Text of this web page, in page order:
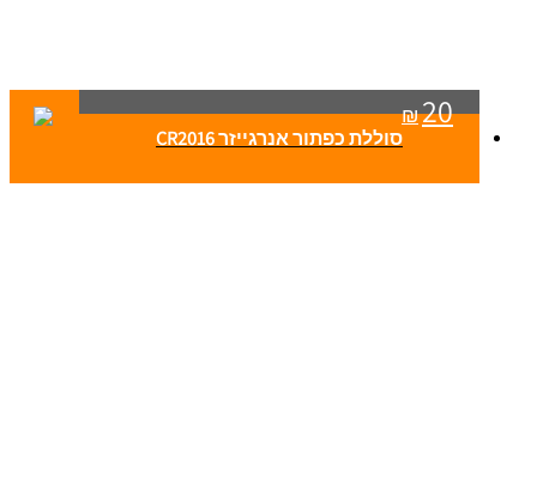
₪20
סוללת כפתור אנרגייזר CR2016